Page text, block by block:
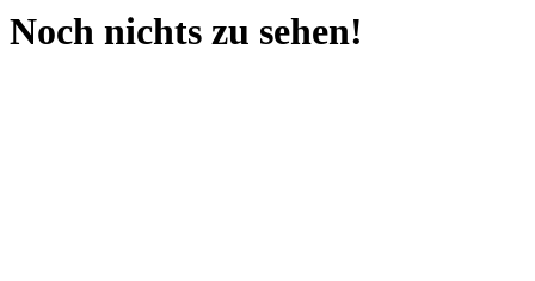
Noch nichts zu sehen!